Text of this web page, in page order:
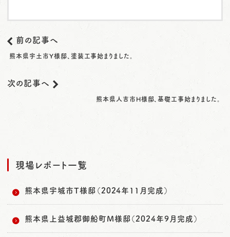
前の記事へ
熊本県宇土市Y様邸、塗装工事始まりました。
次の記事へ
熊本県人吉市H様邸、基礎工事始まりました。
現場レポート一覧
熊本県宇城市T様邸（2024年11月完成）
熊本県上益城郡御船町M様邸（2024年9月完成）